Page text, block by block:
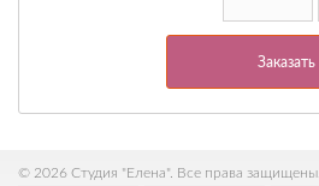
Заказать
© 2026 Студия "Елена". Все права защищены.